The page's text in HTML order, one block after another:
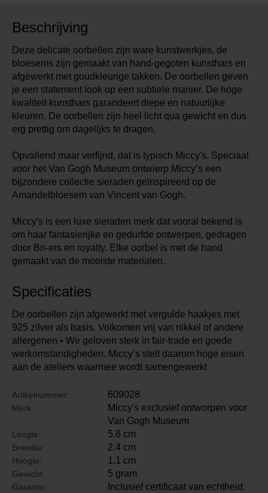
Beschrijving
Deze delicate oorbellen zijn ware kunstwerkjes, de
bloesems zijn gemaakt van hand-gegoten kunsthars en
afgewerkt met goudkleurige takken. De oorbellen geven
je een statement look op een subtiele manier. De hoge
kwaliteit kunsthars garandeert diepe en natuurlijke
kleuren. De oorbellen zijn heel licht qua gewicht en dus
erg prettig om dagelijks te dragen.
Opvallend maar verfijnd, dat is typisch Miccy's. Speciaal
voor het Van Gogh Museum ontwierp Miccy’s een
bijzondere collectie sieraden geïnspireerd op de
Amandelbloesem van Vincent van Gogh.
Miccy's is een luxe sieraden merk dat vooral bekend is
om haar fantasierijke en gedurfde ontwerpen, gedragen
door Bn-ers en royalty. Elke oorbel is met de hand
gemaakt van de mooiste materialen.
Specificaties
De oorbellen zijn afgewerkt met vergulde haakjes met
925 zilver als basis. Volkomen vrij van nikkel of andere
allergenen • We geloven sterk in fair-trade en goede
werkomstandigheden. Miccy’s stelt daarom hoge eisen
aan de ateliers waarmee wordt samengewerkt
Artikelnummer: 609028
Merk:
Miccy's exclusief ontworpen voor
Van Gogh Museum
Lengte: 5.8 cm
Breedte: 2.4 cm
Hoogte: 1.1 cm
Gewicht: 5 gram
Garantie: Inclusief certificaat van echtheid.